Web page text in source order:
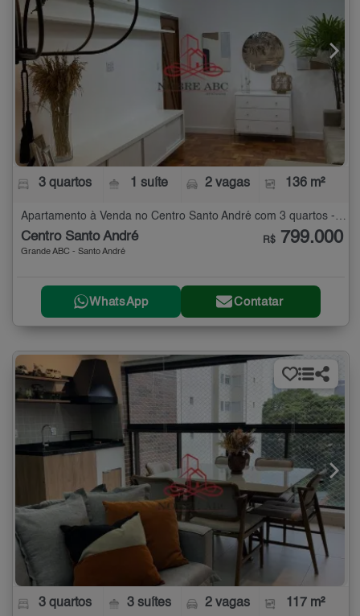
3 quartos 1 suíte 2 vagas 136 m²
Apartamento à Venda no Centro Santo André com 3 quartos - 136 m²
Centro Santo André
Grande ABC - Santo André
R$ 799.000
WhatsApp Contatar
3 quartos 3 suítes 2 vagas 117 m²